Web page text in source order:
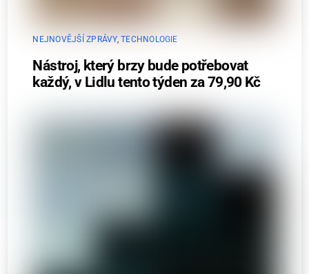
NEJNOVĚJŠÍ ZPRÁVY,TECHNOLOGIE
Nástroj, který brzy bude potřebovat
každý, v Lidlu tento týden za 79,90 Kč